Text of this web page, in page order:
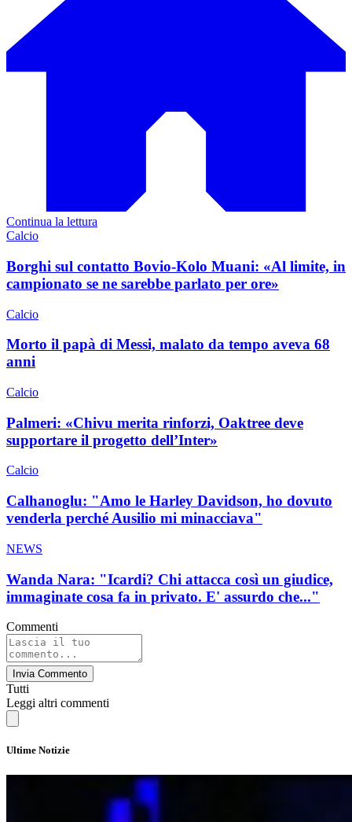
Continua la lettura
Calcio
Borghi sul contatto Bovio-Kolo Muani: «Al limite, in
campionato se ne sarebbe parlato per ore»
Calcio
Morto il papà di Messi, malato da tempo aveva 68
anni
Calcio
Palmeri: «Chivu merita rinforzi, Oaktree deve
supportare il progetto dell’Inter»
Calcio
Calhanoglu: "Amo le Harley Davidson, ho dovuto
venderla perché Ausilio mi minacciava"
NEWS
Wanda Nara: "Icardi? Chi attacca così un giudice,
immaginate cosa fa in privato. E' assurdo che..."
Commenti
Invia Commento
Tutti
Leggi altri commenti
Ultime Notizie